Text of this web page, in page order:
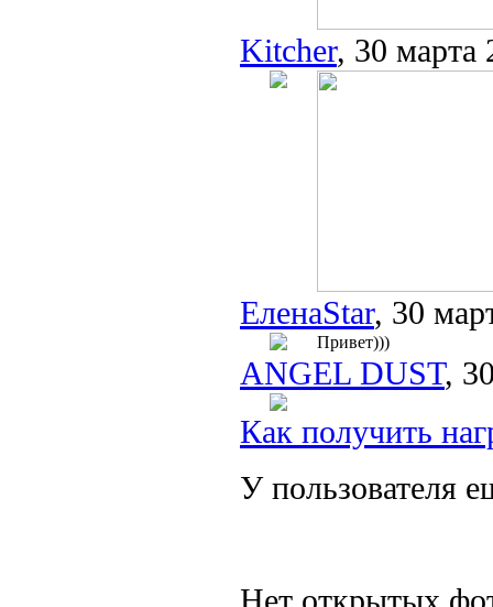
Kitcher, 30 марта
ЕленаStar, 30
Привет)))
ANGEL DUST,
Как получить
У пользователя